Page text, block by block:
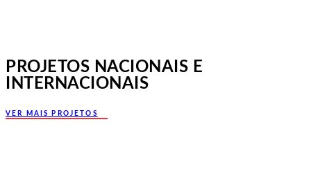
PROJETOS NACIONAIS E
INTERNACIONAIS
VER MAIS PROJETOS